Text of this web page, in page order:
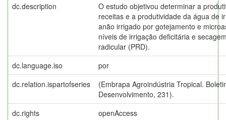
dc.description
O estudo objetivou determinar a
receitas e a produtividade da água de
anão irrigado por gotejamento e
níveis de irrigação deficitária e
radicular (PRD).
dc.language.iso
por
dc.relation.ispartofseries
(Embrapa Agroindústria Tropical.
Desenvolvimento, 231).
dc.rights
openAccess